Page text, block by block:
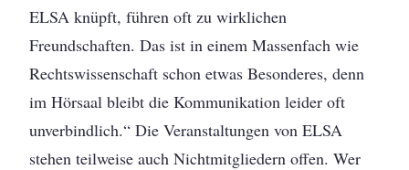
ELSA knüpft, führen oft zu wirklichen
Freundschaften. Das ist in einem Massenfach wie
Rechtswissenschaft schon etwas Besonderes, denn
im Hörsaal bleibt die Kommunikation leider oft
unverbindlich.“ Die Veranstaltungen von ELSA
stehen teilweise auch Nichtmitgliedern offen. Wer